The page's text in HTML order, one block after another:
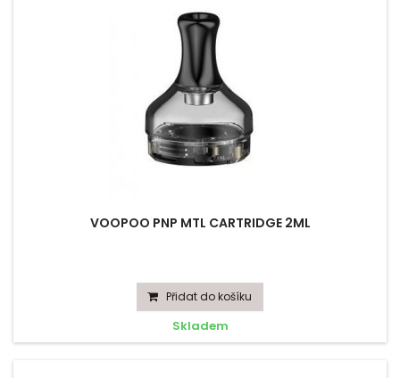
VOOPOO PNP MTL CARTRIDGE 2ML
Přidat do košíku
Skladem